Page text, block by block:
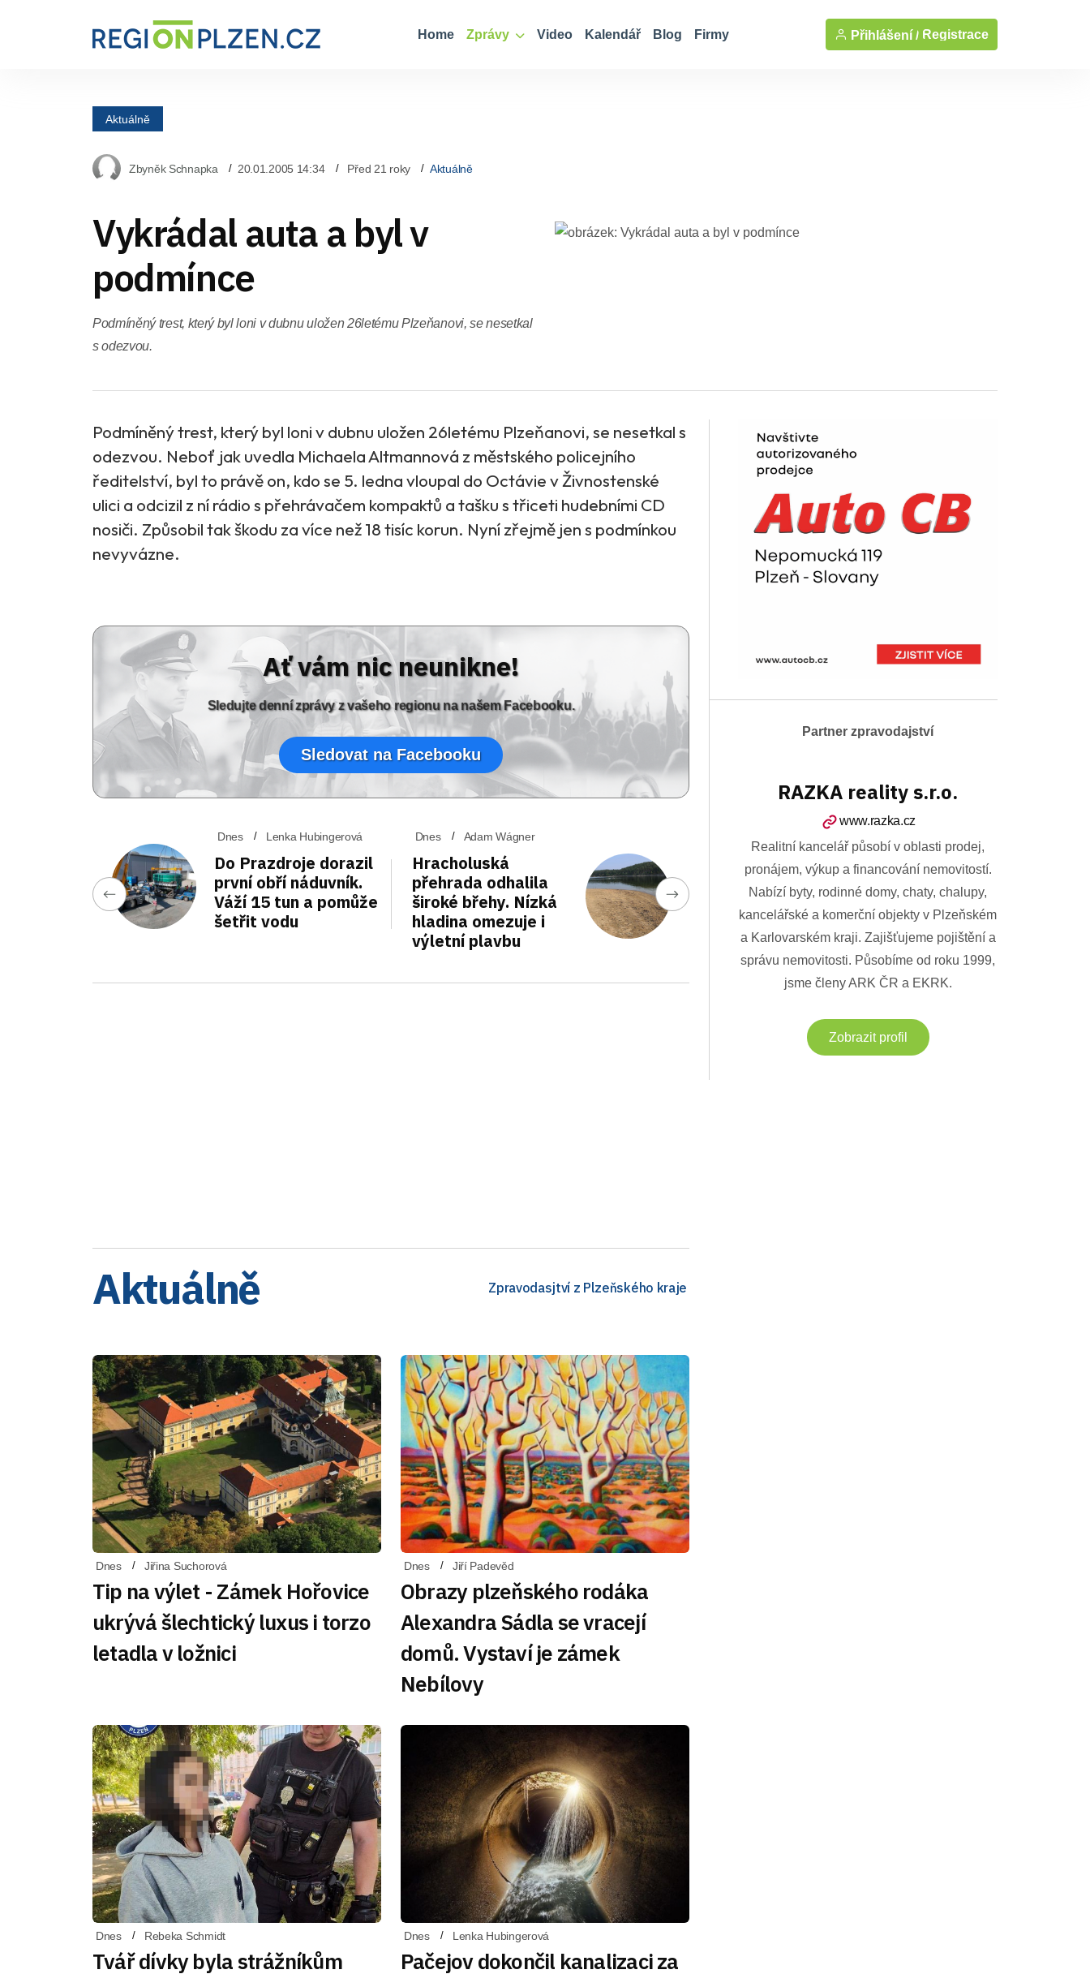
Home Zprávy Video Kalendář Blog Firmy Přihlášení / Registrace
Aktuálně
Zbyněk Schnapka 20.01.2005 14:34 Před 21 roky Aktuálně
Vykrádal auta a byl v
podmínce
Podmíněný trest, který byl loni v dubnu uložen 26letému Plzeňanovi, se nesetkal
s odezvou.
Podmíněný trest, který byl loni v dubnu uložen 26letému Plzeňanovi, se nesetkal s
odezvou. Neboť jak uvedla Michaela Altmannová z městského policejního
ředitelství, byl to právě on, kdo se 5. ledna vloupal do Octávie v Živnostenské
ulici a odcizil z ní rádio s přehrávačem kompaktů a tašku s třiceti hudebními CD
nosiči. Způsobil tak škodu za více než 18 tisíc korun. Nyní zřejmě jen s podmínkou
nevyvázne.
Ať vám nic neunikne!
Sledujte denní zprávy z vašeho regionu na našem Facebooku.
Sledovat na Facebooku
Dnes Lenka Hubingerová
Do Prazdroje dorazil
první obří náduvník.
Váží 15 tun a pomůže
šetřit vodu
Dnes Adam Wágner
Hracholuská
přehrada odhalila
široké břehy. Nízká
hladina omezuje i
výletní plavbu
Aktuálně Zpravodasjtví z Plzeňského kraje
Dnes Jiřina Suchorová
Tip na výlet - Zámek Hořovice
ukrývá šlechtický luxus i torzo
letadla v ložnici
Dnes Jiří Padevěd
Obrazy plzeňského rodáka
Alexandra Sádla se vracejí
domů. Vystaví je zámek
Nebílovy
Dnes Rebeka Schmidt
Tvář dívky byla strážníkům
Dnes Lenka Hubingerová
Pačejov dokončil kanalizaci za
Partner zpravodajství
RAZKA reality s.r.o.
www.razka.cz
Realitní kancelář působí v oblasti prodej,
pronájem, výkup a financování nemovitostí.
Nabízí byty, rodinné domy, chaty, chalupy,
kancelářské a komerční objekty v Plzeňském
a Karlovarském kraji. Zajišťujeme pojištění a
správu nemovitosti. Působíme od roku 1999,
jsme členy ARK ČR a EKRK.
Zobrazit profil